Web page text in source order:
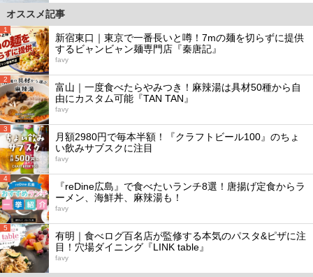
オススメ記事
1
新宿東口｜東京で一番長いと噂！7mの麺を切らずに提供
するビャンビャン麺専門店『秦唐記』
favy
2
富山｜一度食べたらやみつき！麻辣湯は具材50種から自
由にカスタム可能『TAN TAN』
favy
3
月額2980円で毎本半額！『クラフトビール100』のちょ
い飲みサブスクに注目
favy
4
『reDine広島』で食べたいランチ8選！唐揚げ定食からラ
ーメン、海鮮丼、麻辣湯も！
favy
5
有明｜食べログ百名店が監修する本気のパスタ&ピザに注
目！穴場ダイニング『LINK table』
favy